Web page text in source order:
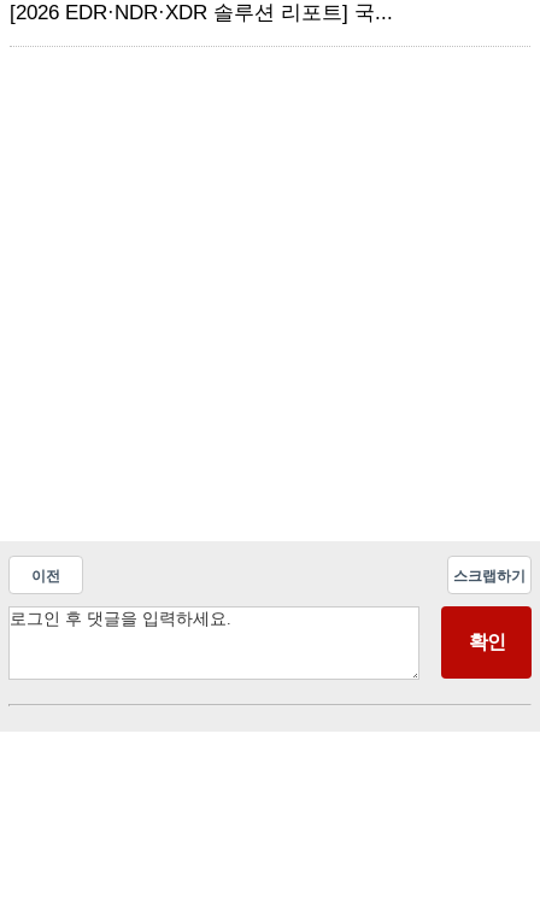
[2026 EDR·NDR·XDR 솔루션 리포트] 국...
이전 스크랩하기